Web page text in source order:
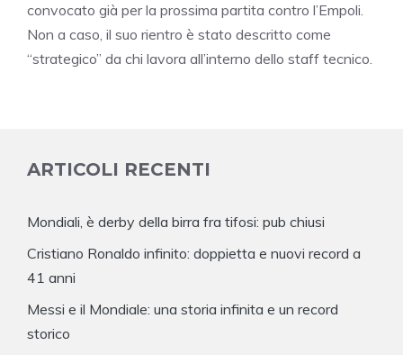
convocato già per la prossima partita contro l’Empoli.
Non a caso, il suo rientro è stato descritto come
“strategico” da chi lavora all’interno dello staff tecnico.
ARTICOLI RECENTI
Mondiali, è derby della birra fra tifosi: pub chiusi
Cristiano Ronaldo infinito: doppietta e nuovi record a
41 anni
Messi e il Mondiale: una storia infinita e un record
storico